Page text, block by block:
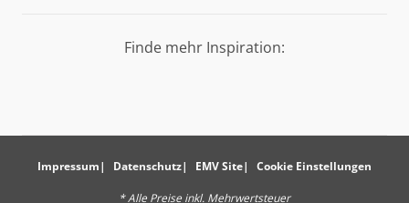
Finde mehr Inspiration:
Impressum Datenschutz EMV Site Cookie Einstellungen
* Alle Preise inkl. Mehrwertsteuer